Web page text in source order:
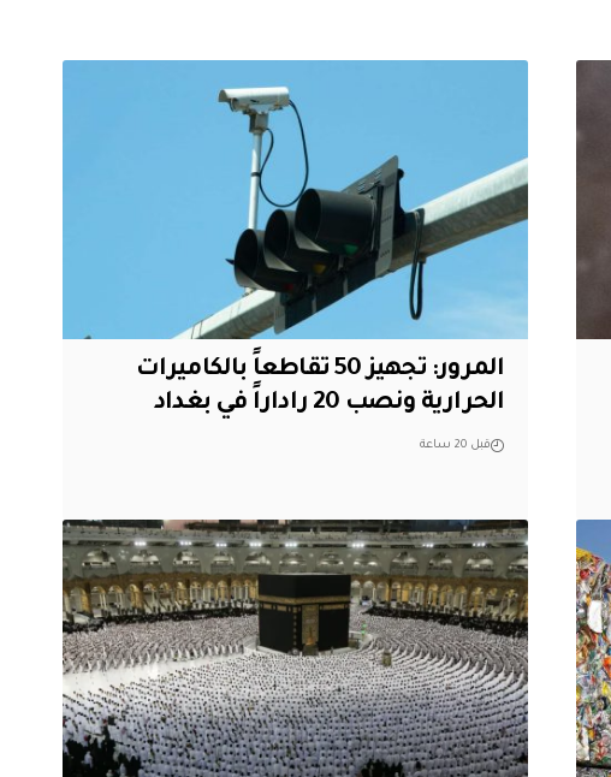
المرور: تجهيز 50 تقاطعاً بالكاميرات
الحرارية ونصب 20 راداراً في بغداد
قبل 20 ساعة